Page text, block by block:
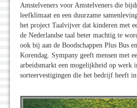
Amstelveners voor Amstelveners die
leefklimaat en een duurzame
het project Taalvijver dat kinderen met
de Nederlandse taal beter machtig te
ook bij aan de Boodschappen Plus Bus
Korendag. Sympany geeft mensen met
arbeidsmarkt een mogelijkheid op werk
sorteervestigingen die het bedrijf heeft